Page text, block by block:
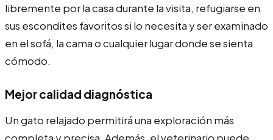
libremente por la casa durante la visita, refugiarse en
sus escondites favoritos si lo necesita y ser examinado
en el sofá, la cama o cualquier lugar donde se sienta
cómodo.
Mejor calidad diagnóstica
Un gato relajado permitirá una exploración más